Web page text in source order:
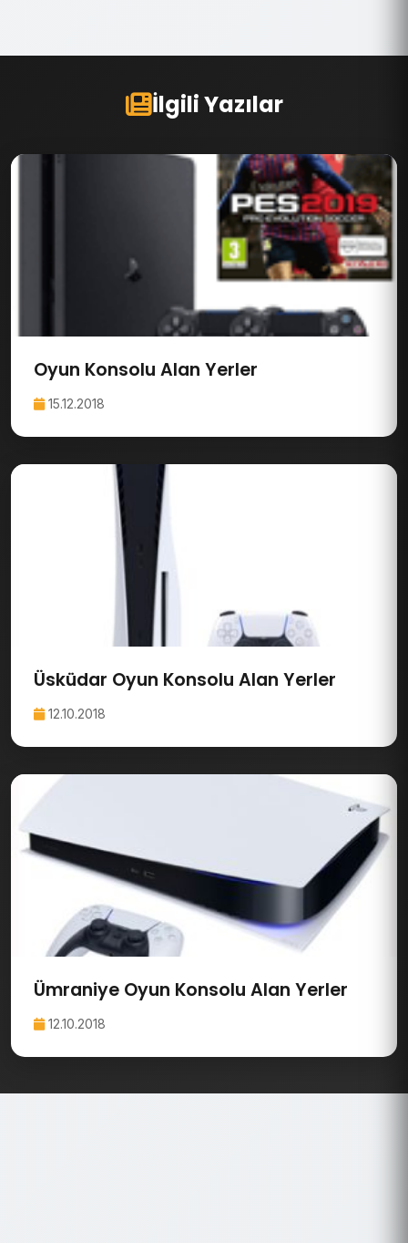
İlgili Yazılar
Oyun Konsolu Alan Yerler
15.12.2018
Üsküdar Oyun Konsolu Alan Yerler
12.10.2018
Ümraniye Oyun Konsolu Alan Yerler
12.10.2018